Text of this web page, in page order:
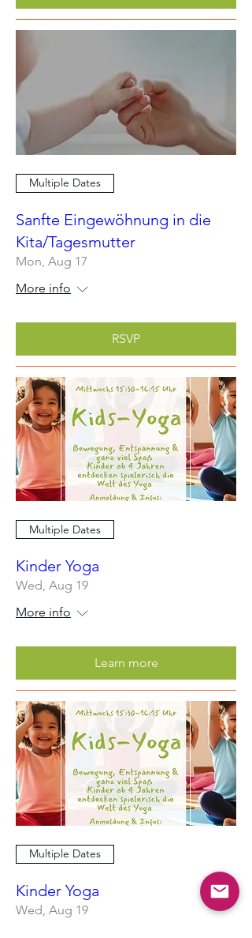
Multiple Dates
Sanfte Eingewöhnung in die
Kita/Tagesmutter
Mon, Aug 17
More info
RSVP
Multiple Dates
Kinder Yoga
Wed, Aug 19
More info
Learn more
Multiple Dates
Kinder Yoga
Wed, Aug 19